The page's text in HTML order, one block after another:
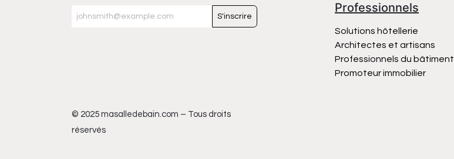
S'inscrire
© 2025 masalledebain.com – Tous droits
réservés
Professionnels
Solutions hôtellerie
Architectes et artisans
Professionnels du bâtiment
Promoteur immobilier